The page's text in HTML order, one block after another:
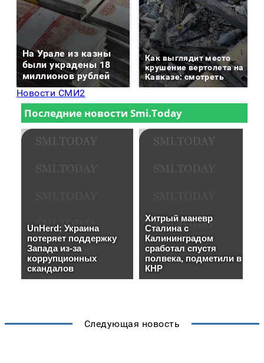
На Урале из казны
были украдены 18
миллионов рублей
Как выглядит место
крушение вертолета на
Кавказе: смотреть
Новости СМИ2
Следующая новость